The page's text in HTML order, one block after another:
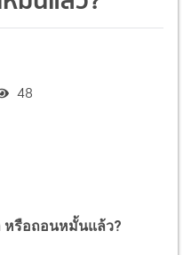
48
หรือถอนหมั้นแล้ว?